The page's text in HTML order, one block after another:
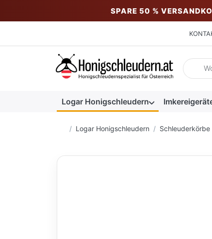
SPARE 50 %
Geben
Logar Honigschleudern
Startseite
Logar Honigschleudern Schleuderkörbe